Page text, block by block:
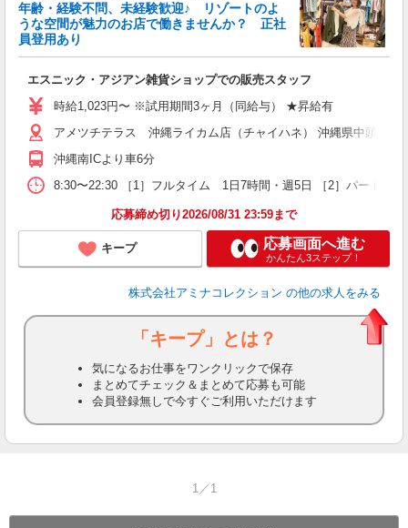
年齢・経験不問、未経験歓迎♪ リゾートのよ
うな空間が魅力のお店で働きませんか？ 正社
員登用あり
エスニック・アジアン雑貨ショップでの販売スタッフ
時給1,023円〜 ※試用期間3ヶ月（同給与） ★昇給有
アメツチテラス 沖縄ライカム店（チャイハネ） 沖縄県中頭郡
沖縄南ICより車6分
8:30〜22:30 ［1］フルタイム 1日7時間・週5日 ［2］パート 1
応募締め切り2026/08/31 23:59まで
キープ 応募画面へ進む
かんたん3ステップ！
株式会社アミナコレクション の他の求人をみる
「キープ」とは？
気になるお仕事をワンクリックで保存
まとめてチェック＆まとめて応募も可能
会員登録無しで今すぐご利用いただけます
1／1